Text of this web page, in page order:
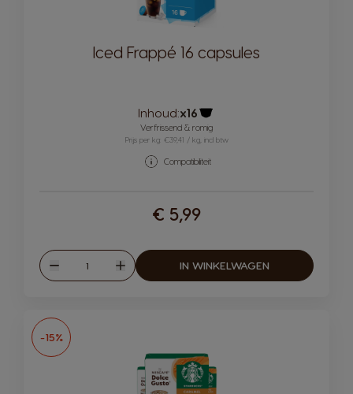
Iced Frappé 16 capsules
Inhoud:x16
Pictogram capsule
Verfrissend & romig
Prijs per kg: €39,41 / kg, incl btw
Compatibiliteit
€ 5,99
Verlagen
Hoeveelheid
Verhogen
IN WINKELWAGEN
-15%